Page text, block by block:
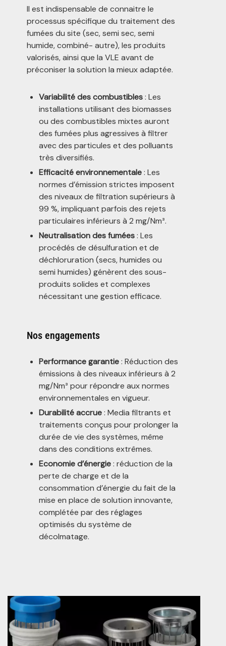
Il est indispensable de connaitre le
processus spécifique du traitement des
fumées du site (sec, semi sec, semi
humide, combiné- autre), les produits
valorisés, ainsi que la VLE avant de
préconiser la solution la mieux adaptée.
Variabilité des combustibles: Les
installations utilisant des biomasses
ou des combustibles mixtes auront
des fumées plus agressives à filtrer
avec des particules et des polluants
très diversifiés.
Efficacité environnementale: Les
normes d’émission strictes imposent
des niveaux de filtration supérieurs à
99 %, impliquant parfois des rejets
particulaires inférieurs à 2 mg/Nm³.
Neutralisation des fumées: Les
procédés de désulfuration et de
déchloruration (secs, humides ou
semi humides) génèrent des sous-
produits solides et complexes
nécessitant une gestion efficace.
Nos engagements
Performance garantie: Réduction des
émissions à des niveaux inférieurs à 2
mg/Nm³ pour répondre aux normes
environnementales en vigueur.
Durabilité accrue: Media filtrants et
traitements conçus pour prolonger la
durée de vie des systèmes, même
dans des conditions extrêmes.
Economie d’énergie: réduction de la
perte de charge et de la
consommation d’énergie du fait de la
mise en place de solution innovante,
complétée par des réglages
optimisés du système de
décolmatage.